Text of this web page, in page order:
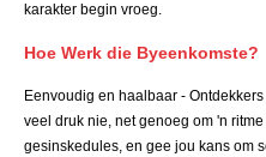
karakter begin vroeg.
Hoe Werk die Byeenkomste?
Eenvoudig en haalbaar -
veel druk nie, net genoeg om 'n
gesinskedules, en gee jou kans om